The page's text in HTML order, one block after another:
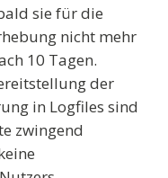
sie für die
nicht mehr
10 Tagen.
der
in Logfiles sind
zwingend